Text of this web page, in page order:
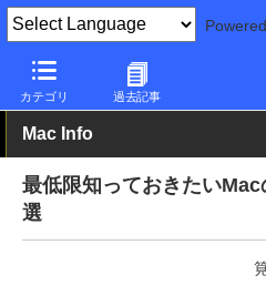
カテゴリ 過去記事
PC Watch パソコン/タブレット/
Mac Info
最低限知っておきたい
選